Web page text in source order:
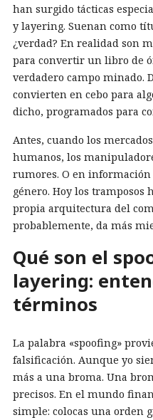
han surgido tácticas
y layering. Suenan como
¿verdad? En realidad son
para convertir un libro de
verdadero campo minado.
convierten en cebo para
dicho, programados para
Antes, cuando los
humanos, los
rumores. O en
género. Hoy los tramposos
propia arquitectura del
probablemente, da más
Qué son el
layering:
términos
La palabra «spoofing»
falsificación. Aunque yo
más a una broma. Una
precisos. En el mundo
simple: colocas una orden